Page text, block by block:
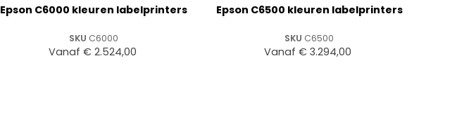
Epson C6000 kleuren labelprinters
SKU C6000
Vanaf € 2.524,00
Epson C6500 kleuren labelprinters
SKU C6500
Vanaf€ 3.294,00